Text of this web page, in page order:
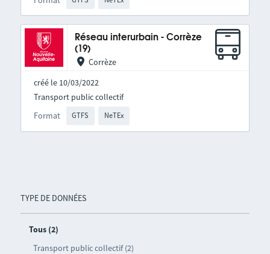
TYPE DE DONNÉES
Tous (2)
Transport public collectif (2)
Réseau interurbain - Corrèze
(19)
Corrèze
créé le 10/03/2022
Format GTFS NeTEx
Transport public collectif